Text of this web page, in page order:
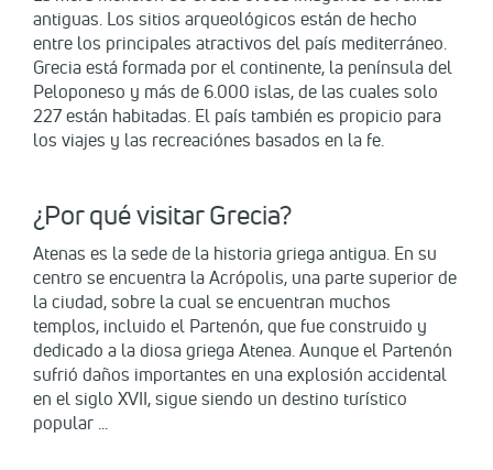
antiguas. Los sitios arqueológicos están de hecho
entre los principales atractivos del país mediterráneo.
Grecia está formada por el continente, la península del
Peloponeso y más de 6.000 islas, de las cuales solo
227 están habitadas. El país también es propicio para
los viajes y las recreaciónes basados en la fe.
¿Por qué visitar Grecia?
Atenas es la sede de la historia griega antigua. En su
centro se encuentra la Acrópolis, una parte superior de
la ciudad, sobre la cual se encuentran muchos
templos, incluido el Partenón, que fue construido y
dedicado a la diosa griega Atenea. Aunque el Partenón
sufrió daños importantes en una explosión accidental
en el siglo XVII, sigue siendo un destino turístico
popular ...